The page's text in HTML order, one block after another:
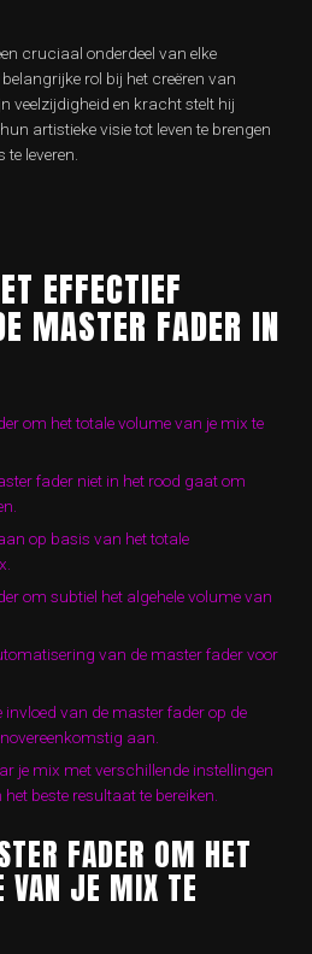
cruciaal onderdeel van elke
rol bij het creëren van
veelzijdigheid en kracht stelt hij
artistieke visie tot leven te brengen
leveren.
EFFECTIEF
MASTER FADER IN
om het totale volume van je mix te
fader niet in het rood gaat om
op basis van het totale
om subtiel het algehele volume van
van de master fader voor
invloed van de master fader op de
aan.
je mix met verschillende instellingen
beste resultaat te bereiken.
FADER OM HET
VAN JE MIX TE